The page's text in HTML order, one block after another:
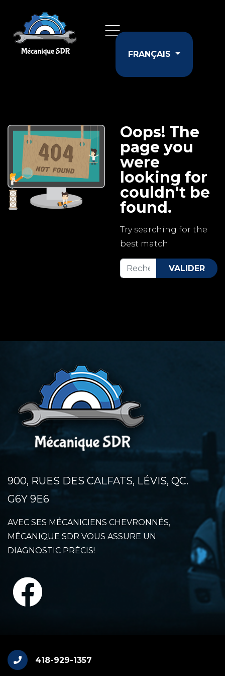
Sélectionnez
FRANÇAIS
Oops! The
page you
were
looking for
couldn't be
found.
Try searching for the
best match:
Valider VALIDER
900, RUES DES CALFATS, LÉVIS, QC.
G6Y 9E6
AVEC SES MÉCANICIENS CHEVRONNÉS,
MÉCANIQUE SDR VOUS ASSURE UN
DIAGNOSTIC PRÉCIS!
418-929-1357